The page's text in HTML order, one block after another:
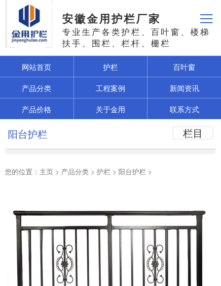
安徽金用护栏厂家
专业生产各类护栏、百叶窗、楼梯
扶手、围栏、栏杆、栅栏
网站首页 护栏
百叶窗
产品分类
工程案例
新闻资讯
产品价格
关于金用 联系方式
栏目
阳台护栏
您的位置： 主页 > 产品分类 > 护栏 > 阳台护栏 >